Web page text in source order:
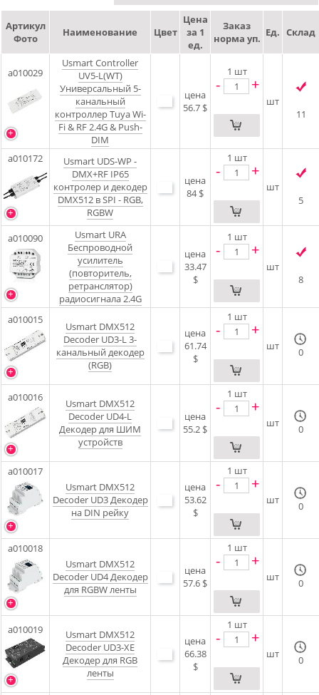
Артикул
Фото
Наименование Цвет
Цена
за 1
ед.
Заказ
норма уп. Ед. Склад
a010029
Usmart Controller
UV5-L(WT)
Универсальный 5-
канальный
контроллер Tuya Wi-
Fi & RF 2.4G & Push-
DIM
цена
56.7 $
1 шт
- +
шт
11
a010172
Usmart UDS-WP -
DMX+RF IP65
контролер и декодер
DMX512 в SPI - RGB,
RGBW
цена
84 $
1 шт
- +
шт
5
a010090
Usmart URA
Беспроводной
усилитель
(повторитель,
ретранслятор)
радиосигнала 2.4G
цена
33.47
$
1 шт
- +
шт
8
a010015
Usmart DMX512
Decoder UD3-L 3-
канальный декодер
(RGB)
цена
61.74
$
1 шт
- +
шт 0
a010016
Usmart DMX512
Decoder UD4-L
Декодер для ШИМ
устройств
цена
55.2 $
1 шт
- +
шт 0
a010017
Usmart DMX512
Decoder UD3 Декодер
на DIN рейку
цена
53.62
$
1 шт
- +
шт 0
a010018
Usmart DMX512
Decoder UD4 Декодер
для RGBW ленты
цена
57.6 $
1 шт
- +
шт 0
a010019
Usmart DMX512
Decoder UD3-XE
Декодер для RGB
ленты
цена
66.38
$
1 шт
- +
шт 0